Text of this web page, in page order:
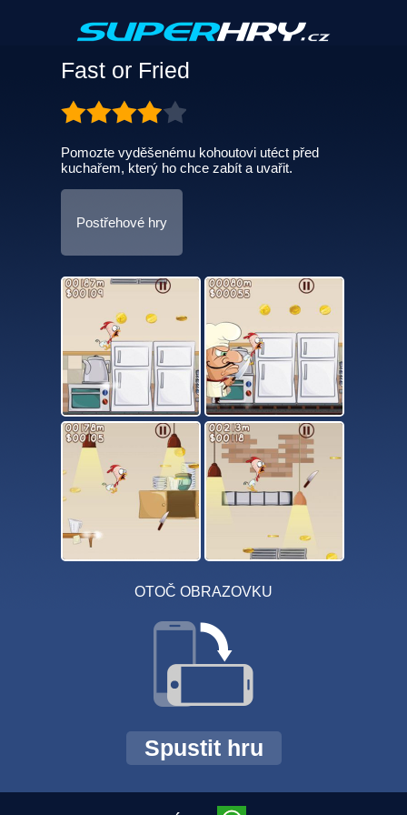
Fast or Fried
Pomozte vyděšenému kohoutovi utéct před
kuchařem, který ho chce zabít a uvařit.
Postřehové hry
OTOČ OBRAZOVKU
Spustit hru